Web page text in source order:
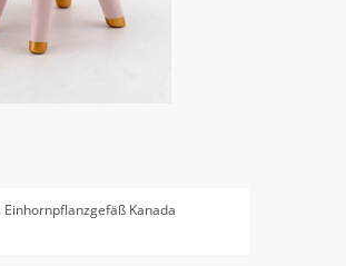
Einhornpflanzgefäß Kanada